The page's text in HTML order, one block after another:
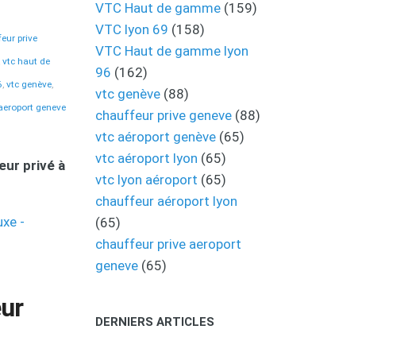
prive
vtc haut de
, vtc genève,
geneve
privé à
-
VTC Haut de gamme(159)
VTC lyon 69 (158)
VTC Haut de gamme lyon
96 (162)
vtc genève(88)
chauffeur prive geneve(88)
vtc aéroport genève(65)
vtc aéroport lyon (65)
vtc lyon aéroport (65)
chauffeur aéroport lyon
(65)
chauffeur prive aeroport
geneve(65)
DERNIERS ARTICLES